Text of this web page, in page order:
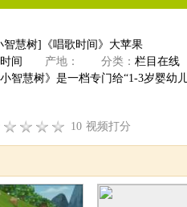
智慧树]《唱歌时间》大苹果
间 产地： 分类： 栏目在线
小智慧树》是一档专门给“1-3岁婴
10 视频打分